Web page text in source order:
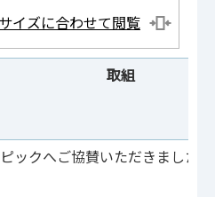
イズに合わせて閲覧
取組
ックへご協賛いただきました